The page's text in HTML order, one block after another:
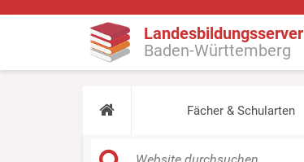
Landesbildungsserver
Baden-Württemberg
Fächer & Schularten